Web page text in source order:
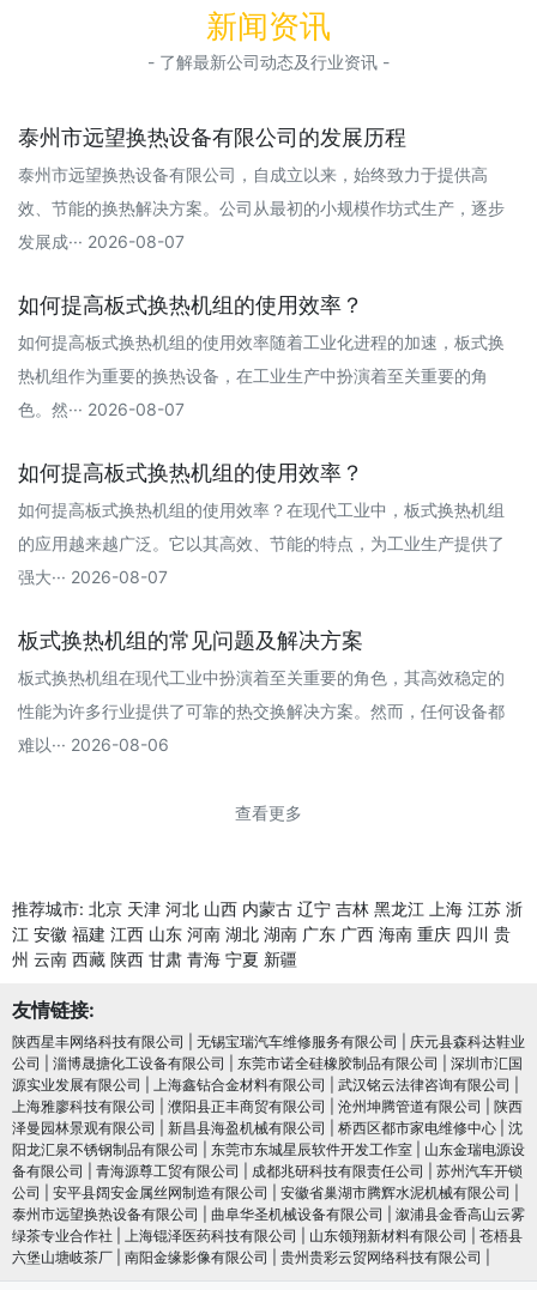
新闻资讯
- 了解最新公司动态及行业资讯 -
泰州市远望换热设备有限公司的发展历程
泰州市远望换热设备有限公司，自成立以来，始终致力于提供高
效、节能的换热解决方案。公司从最初的小规模作坊式生产，逐步
发展成··· 2026-08-07
如何提高板式换热机组的使用效率？
如何提高板式换热机组的使用效率随着工业化进程的加速，板式换
热机组作为重要的换热设备，在工业生产中扮演着至关重要的角
色。然··· 2026-08-07
如何提高板式换热机组的使用效率？
如何提高板式换热机组的使用效率？在现代工业中，板式换热机组
的应用越来越广泛。它以其高效、节能的特点，为工业生产提供了
强大··· 2026-08-07
板式换热机组的常见问题及解决方案
板式换热机组在现代工业中扮演着至关重要的角色，其高效稳定的
性能为许多行业提供了可靠的热交换解决方案。然而，任何设备都
难以··· 2026-08-06
查看更多
推荐城市: 北京 天津 河北 山西 内蒙古 辽宁 吉林 黑龙江 上海 江苏 浙
江 安徽 福建 江西 山东 河南 湖北 湖南 广东 广西 海南 重庆 四川 贵
州 云南 西藏 陕西 甘肃 青海 宁夏 新疆
友情链接:
陕西星丰网络科技有限公司 无锡宝瑞汽车维修服务有限公司
庆元县森科达鞋业
公司
淄博晟搪化工设备有限公司 东莞市诺全硅橡胶制品有限公司
深圳市汇国
源实业发展有限公司
上海鑫钻合金材料有限公司 武汉铭云法律咨询有限公司
上海雅廖科技有限公司
濮阳县正丰商贸有限公司 沧州坤腾管道有限公司
陕西
泽曼园林景观有限公司
新昌县海盈机械有限公司 桥西区都市家电维修中心
沈
阳龙汇泉不锈钢制品有限公司
东莞市东城星辰软件开发工作室
山东金瑞电源设
备有限公司
青海源尊工贸有限公司 成都兆研科技有限责任公司
苏州汽车开锁
公司
安平县阔安金属丝网制造有限公司 安徽省巢湖市腾辉水泥机械有限公司
泰州市远望换热设备有限公司
曲阜华圣机械设备有限公司
溆浦县金香高山云雾
绿茶专业合作社
上海锟泽医药科技有限公司 山东领翔新材料有限公司
苍梧县
六堡山塘岐茶厂
南阳金缘影像有限公司 贵州贵彩云贸网络科技有限公司